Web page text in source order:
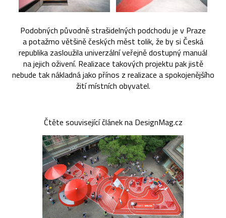
Podobných původně strašidelných podchodu je v Praze
a potažmo většině českých měst tolik, že by si Česká
republika zasloužila univerzální veřejně dostupný manuál
na jejich oživení. Realizace takových projektu pak jistě
nebude tak nákladná jako přínos z realizace a spokojenějšího
žití místních obyvatel.
Čtěte související článek na DesignMag.cz